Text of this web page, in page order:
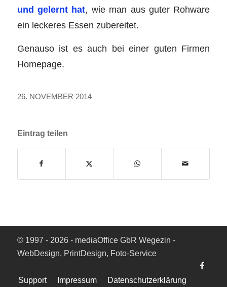
und gelernt hat, wie man aus guter Rohware
ein leckeres Essen zubereitet.
Genauso ist es auch bei einer guten Firmen
Homepage.
26. NOVEMBER 2014
Eintrag teilen
© 1997 - 2026 - mediaOffice GbR Wegezin -
WebDesign, PrintDesign, Foto-Service
Support Impressum Datenschutzerklärung